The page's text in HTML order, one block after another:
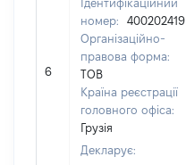
6
Ідентифікаційний
номер:
400202419
Організаційно-
правова форма:
ТОВ
Країна реєстрації
головного офіса:
Грузія
Декларує: